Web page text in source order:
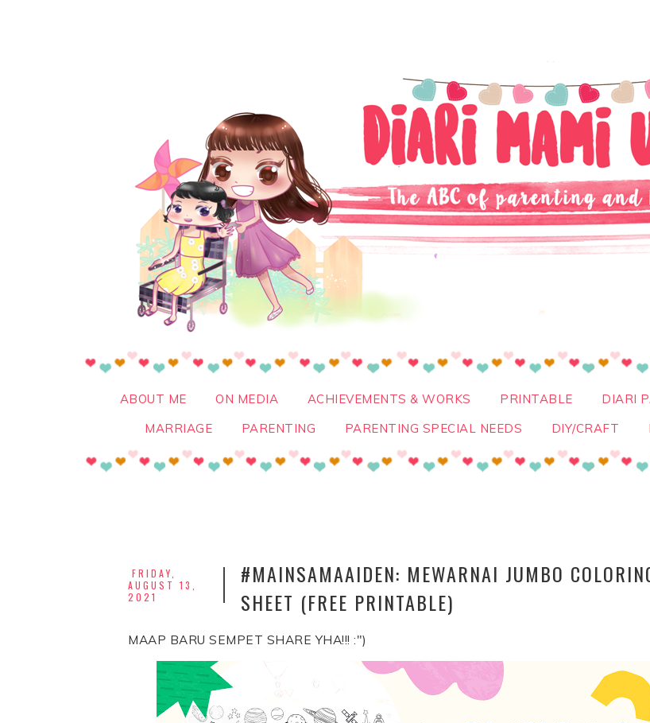
ABOUT ME ON MEDIA ACHIEVEMENTS & WORKS PRINTABLE DIARI
MARRIAGE
PARENTING PARENTING SPECIAL NEEDS DIY/CRAFT
FRIDAY,
AUGUST 13,
2021
#MAINSAMAAIDEN: MEWARNAI JUMBO
SHEET (FREE PRINTABLE)
MAAP BARU SEMPET SHARE YHA!!! :")